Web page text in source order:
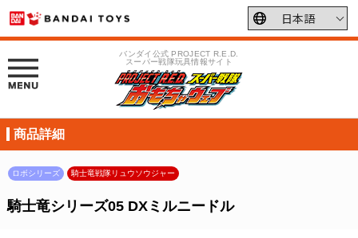
バンダイ公式 PROJECT R.E.D.
スーパー戦隊玩具情報サイト
商品詳細
ロボシリーズ 騎士竜戦隊リュウソウジャー
騎士竜シリーズ05 DXミルニードル